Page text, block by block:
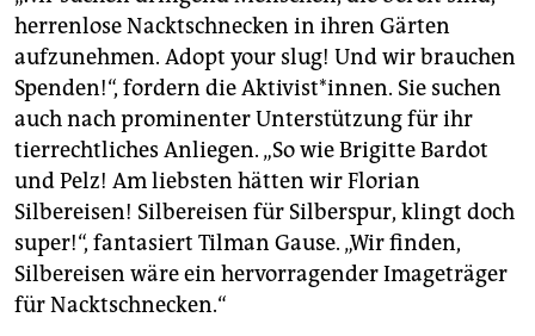
herrenlose Nacktschnecken in ihren Gärten
aufzunehmen. Adopt your slug! Und wir brauchen
Spenden!“, fordern die Aktivist*innen. Sie suchen
auch nach prominenter Unterstützung für ihr
tierrechtliches Anliegen. „So wie Brigitte Bardot
und Pelz! Am liebsten hätten wir Florian
Silbereisen! Silbereisen für Silberspur, klingt doch
super!“, fantasiert Tilman Gause. „Wir finden,
Silbereisen wäre ein hervorragender Imageträger
für Nacktschnecken.“